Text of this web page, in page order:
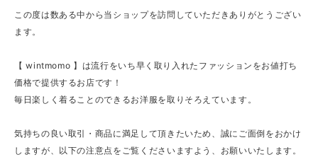
この度は数ある中から当ショップを訪問していただきありがとうござい
ます。
【 wintmomo 】は流行をいち早く取り入れたファッションをお値打ち
価格で提供するお店です！
毎日楽しく着ることのできるお洋服を取りそろえています。
気持ちの良い取引・商品に満足して頂きたいため、誠にご面倒をおかけ
しますが、以下の注意点をご覧くださいますよう、お願いいたします。